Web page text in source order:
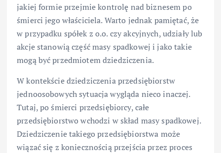
jakiej formie przejmie kontrolę nad biznesem po
śmierci jego właściciela. Warto jednak pamiętać, że
w przypadku spółek z o.o. czy akcyjnych, udziały lub
akcje stanowią część masy spadkowej i jako takie
mogą być przedmiotem dziedziczenia.
W kontekście dziedziczenia przedsiębiorstw
jednoosobowych sytuacja wygląda nieco inaczej.
Tutaj, po śmierci przedsiębiorcy, całe
przedsiębiorstwo wchodzi w skład masy spadkowej.
Dziedziczenie takiego przedsiębiorstwa może
wiązać się z koniecznością przejścia przez proces